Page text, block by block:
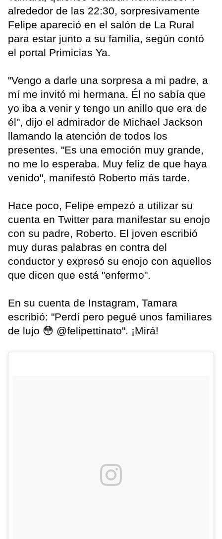
alrededor de las 22:30, sorpresivamente
Felipe apareció en el salón de La Rural
para estar junto a su familia, según contó
el portal Primicias Ya.
"Vengo a darle una sorpresa a mi padre, a
mí me invitó mi hermana. Él no sabía que
yo iba a venir y tengo un anillo que era de
él", dijo el admirador de Michael Jackson
llamando la atención de todos los
presentes. "Es una emoción muy grande,
no me lo esperaba. Muy feliz de que haya
venido", manifestó Roberto más tarde.
Hace poco, Felipe empezó a utilizar su
cuenta en Twitter para manifestar su enojo
con su padre, Roberto. El joven escribió
muy duras palabras en contra del
conductor y expresó su enojo con aquellos
que dicen que está "enfermo".
En su cuenta de Instagram, Tamara
escribió: "Perdí pero pegué unos familiares
de lujo 😳 @felipettinato". ¡Mirá!